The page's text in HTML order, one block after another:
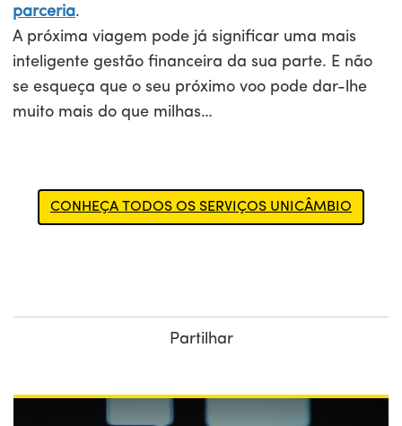
parceria.
A próxima viagem pode já significar uma mais
inteligente gestão financeira da sua parte. E não
se esqueça que o seu próximo voo pode dar-lhe
muito mais do que milhas…
CONHEÇA TODOS OS SERVIÇOS UNICÂMBIO
Partilhar